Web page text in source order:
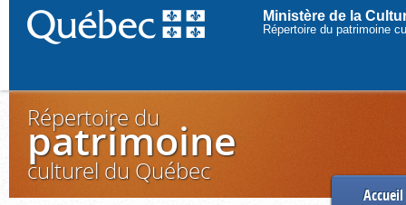
Ministère de la
Répertoire du patrimoine
Répertoire du
patrimoine
culturel du Québec
Accueil